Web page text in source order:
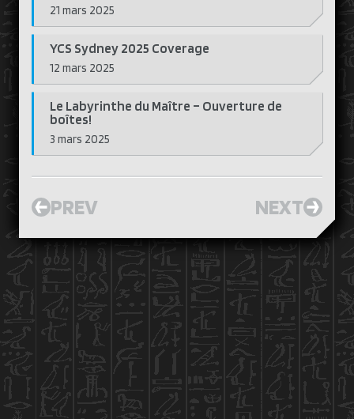
21 mars 2025
YCS Sydney 2025 Coverage
12 mars 2025
Le Labyrinthe du Maître – Ouverture de
boîtes!
3 mars 2025
PREV NEXT